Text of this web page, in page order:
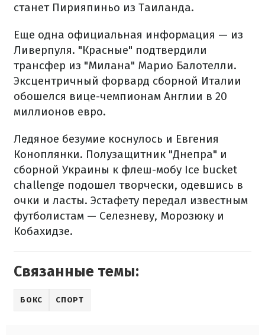
станет Пирияпиньо из Таиланда.
Еще одна официальная информация — из
Ливерпуля. "Красные" подтвердили
трансфер из "Милана" Марио Балотелли.
Эксцентричный форвард сборной Италии
обошелся вице-чемпионам Англии в 20
миллионов евро.
Ледяное безумие коснулось и Евгения
Коноплянки. Полузащитник "Днепра" и
сборной Украины к флеш-мобу Ice bucket
challenge подошел творчески, одевшись в
очки и ласты. Эстафету передал известным
футболистам — Селезневу, Морозюку и
Кобахидзе.
Связанные темы:
БОКС СПОРТ